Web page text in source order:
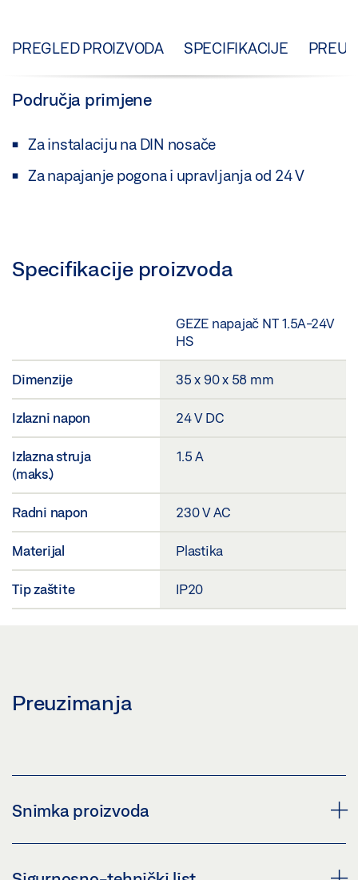
PREGLED PROIZVODA SPECIFIKACIJE
Područja primjene
Za instalaciju na DIN nosače
Za napajanje pogona i upravljanja od 24 V
Specifikacije proizvoda
GEZE napajač NT 1.5A-24V
HS
Dimenzije 35 x 90 x 58 mm
Izlazni napon 24 V DC
Izlazna struja
(maks.)
1.5 A
Radni napon 230 V AC
Materijal Plastika
Tip zaštite IP20
Preuzimanja
Snimka proizvoda
NAPAJANJE NT 1,5 A-24 V HS